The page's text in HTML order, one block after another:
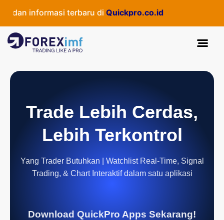
informasi terbaru diQuickpro.co.id
Trade Lebih Cerdas,
Lebih Terkontrol
Yang Trader Butuhkan | Watchlist Real-Time, Signal
Trading, & Chart Interaktif dalam satu aplikasi
Download QuickPro Apps Sekarang!